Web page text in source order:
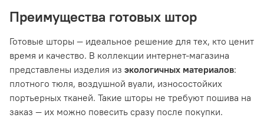
Преимущества готовых штор
Готовые шторы — идеальное решение для тех, кто ценит
время и качество. В коллекции интернет-магазина
представлены изделия из экологичных материалов:
плотного тюля, воздушной вуали, износостойких
портьерных тканей. Такие шторы не требуют пошива на
заказ — их можно повесить сразу после покупки.